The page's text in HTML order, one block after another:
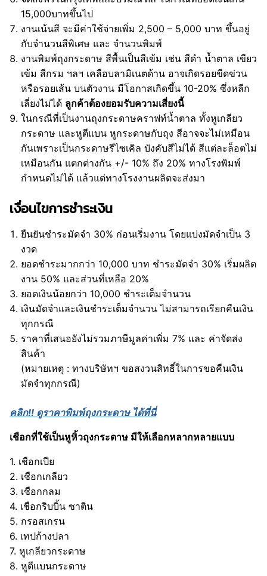
15,000บาทขึ้นไป
งานเน้นสี จะมีค่าใช้จ่ายเพิ่ม 2,500 – 5,000 บาท ขึ้นอยู่
กับจำนวนสีพิเศษ และ จำนวนพิมพ์
งานพิมพ์ถุงกระดาษ สีพื้นเป็นสีเข้ม เช่น สีดำ น้ำตาล เขียว
เข้ม สีกรม ฯลฯ เคลือบลามิเนตด้าน อาจเกิดรอยขีดข่วน
หรือรอยเส้น บนตัวงาน มีโอกาสเกิดขึ้น 10-20% ซึ่งหลีก
เลี่ยงไม่ได้ ลูกค้าต้องยอมรับความเสี่ยงนี้
ในกรณีที่เป็นงานถุงกระดาษคราฟท์น้ำตาล ทั้งหูเกลียว
กระดาษ และหูตีแบน หูกระดาษกับถุง สีอาจจะไม่เหมือน
กันเพราะเป็นกระดาษรีไซเคิล บังคับสีไม่ได้ สีแต่ละล็อตไม่
เหมือนกัน แตกต่างกัน +/- 10% ถึง 20% ทางโรงพิมพ์
กำหนดไม่ได้ แล้วแต่ทางโรงงานผลิตจะส่งมา
เงื่อนไขการชำระเงิน
ยืนยันชำระมัดจำ 30% ก่อนเริ่มงาน โดยแบ่งมัดจำเป็น 3
งวด
ยอดชำระมากกว่า 10,000 บาท ชำระมัดจำ 30% เริ่มผลิต
งาน 50% และส่วนที่เหลือ 20%
ยอดเงินน้อยกว่า 10,000 ชำระเต็มจำนวน
เงินมัดจำและเงินชำระเต็มจำนวน ไม่สามารถเรียกคืนเงิน
ทุกกรณี
ราคาที่เสนอยังไม่รวมภาษีมูลค่าเพิ่ม 7% และ ค่าจัดส่ง
สินค้า
(หมายเหตุ : ทางบริษัทฯ ขอสงวนสิทธิ์ในการขอคืนเงิน
มัดจำทุกกรณี)
คลิก!! ดูราคาพิมพ์ถุงกระดาษ ได้ที่นี่
เชือกที่ใช้เป็นหูหิ้วถุงกระดาษ มีให้เลือกหลากหลายแบบ
1. เชือกเปีย
2. เชือกเกลียว
3. เชือกกลม
4. เชือกริบบิ้น ซาติน
5. กรอสเกรน
6. เทปก้างปลา
7. หูเกลียวกระดาษ
8. หูตีแบนกระดาษ